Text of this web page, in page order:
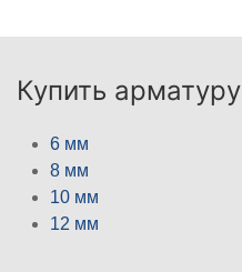
Купить арматуру
6 мм
8 мм
10 мм
12 мм